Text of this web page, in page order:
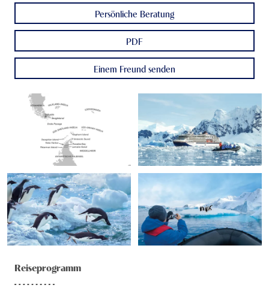
Persönliche Beratung
PDF
Einem Freund senden
Reiseprogramm